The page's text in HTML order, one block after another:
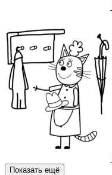
Показать ещё